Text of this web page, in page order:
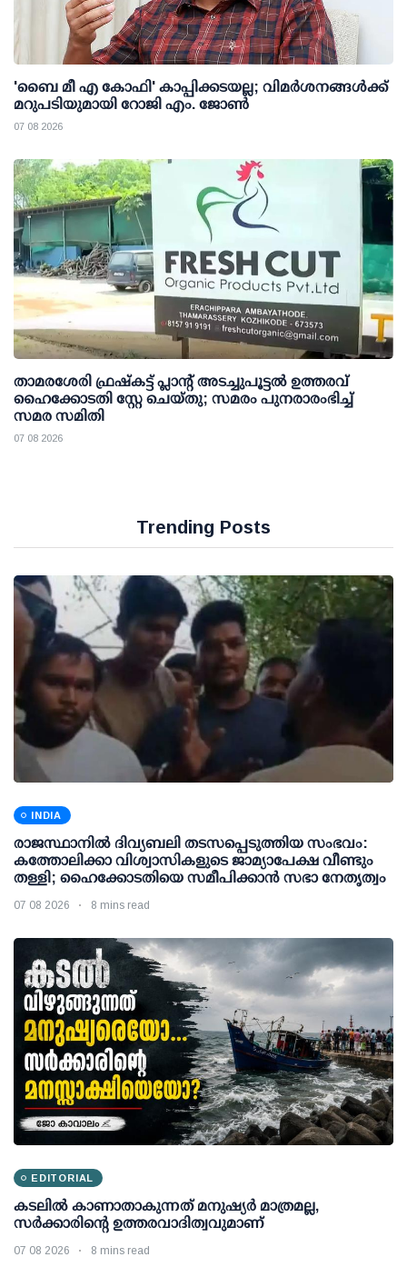
'ബൈ മീ എ കോഫി' കാപ്പിക്കടയല്ല; വിമര്‍ശനങ്ങള്‍ക്ക്
മറുപടിയുമായി റോജി എം. ജോണ്‍
07 08 2026
താമരശേരി ഫ്രഷ്കട്ട് പ്ലാന്റ് അടച്ചുപൂട്ടൽ ഉത്തരവ്
ഹൈക്കോടതി സ്റ്റേ ചെയ്തു; സമരം പുനരാരംഭിച്ച്
സമര സമിതി
07 08 2026
Trending Posts
INDIA
രാജസ്ഥാനിൽ ദിവ്യബലി തടസപ്പെടുത്തിയ സംഭവം:
കത്തോലിക്കാ വിശ്വാസികളുടെ ജാമ്യാപേക്ഷ വീണ്ടും
തള്ളി; ഹൈക്കോടതിയെ സമീപിക്കാൻ സഭാ നേതൃത്വം
07 08 2026 8 mins read
EDITORIAL
കടലിൽ കാണാതാകുന്നത് മനുഷ്യർ മാത്രമല്ല,
സർക്കാരിന്റെ ഉത്തരവാദിത്വവുമാണ്
07 08 2026 8 mins read